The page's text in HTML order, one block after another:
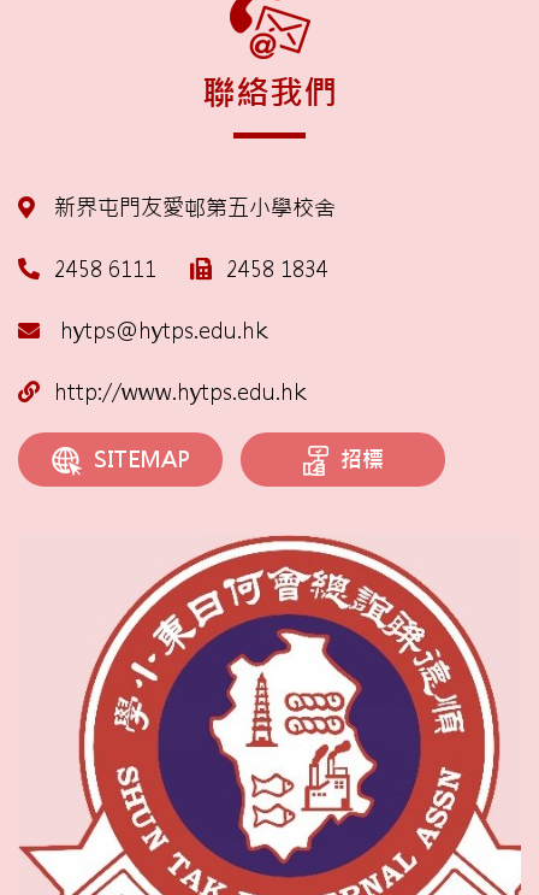
聯絡我們
新界屯門友愛邨第五小學校舍
2458 6111 2458 1834
hytps@hytps.edu.hk
http://www.hytps.edu.hk
SITEMAP 招標